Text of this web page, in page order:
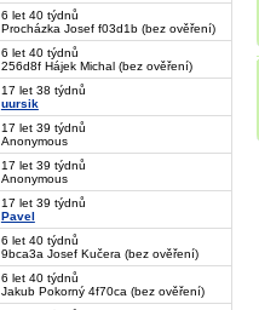
6 let 40 týdnů
Procházka Josef f03d1b (bez ověření)
6 let 40 týdnů
256d8f Hájek Michal (bez ověření)
17 let 38 týdnů
uursik
17 let 39 týdnů
Anonymous
17 let 39 týdnů
Anonymous
17 let 39 týdnů
Pavel
6 let 40 týdnů
9bca3a Josef Kučera (bez ověření)
6 let 40 týdnů
Jakub Pokorný 4f70ca (bez ověření)